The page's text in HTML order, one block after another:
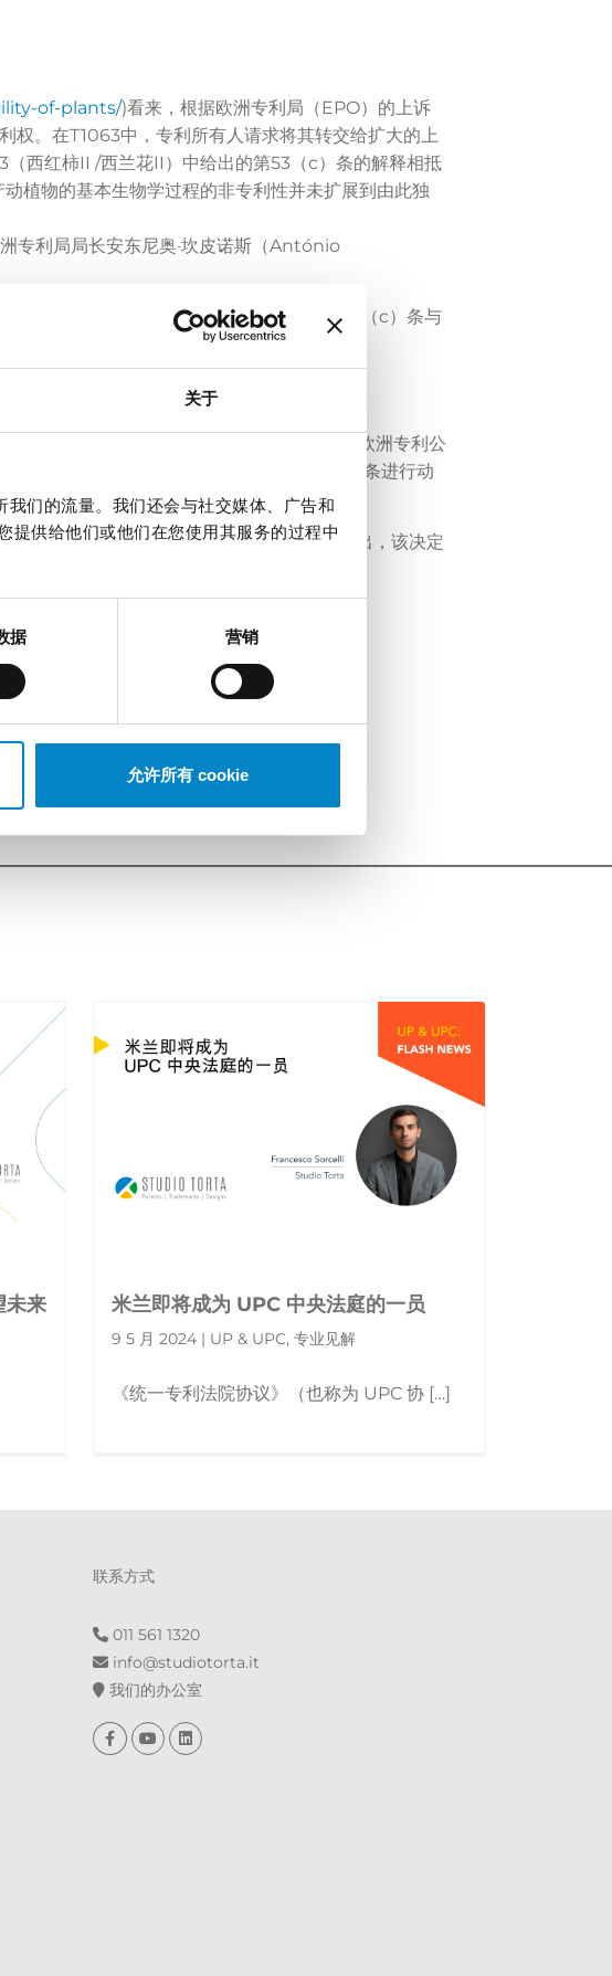
关于
们的流量。我们还会与社交媒体、广告和
提供给他们或他们在您使用其服务的过程中
据 营销
允许所有 cookie
of-plants/)看来，根据欧洲专利局（EPO）的上诉
权。在T1063中，专利所有人请求将其转交给扩大的上
西红柿II /西兰花II）中给出的第53（c）条的解释相抵
植物的基本生物学过程的非专利性并未扩展到由此独
专利局局长安东尼奥·坎皮诺斯（António
）条的解释。 EBA发现了欧洲专利公约第53（c）条与
文可点击链接：
$File/G_3-
规定的含义可能会随着时间而改变或发展。 欧洲专利公
的立法发展，都允许并确实需要对第53（b）条进行动
）之前提交的专利产生追溯效力。 可以看得出，该决定
onUnsplash]
来
米兰即将成为 UPC 中央法庭的一员
9 5 月 2024 | UP & UPC, 专业见解
《统一专利法院协议》（也称为 UPC 协 […]
联系方式
011 561 1320
info@st​​udiotorta.it
我们的办公室